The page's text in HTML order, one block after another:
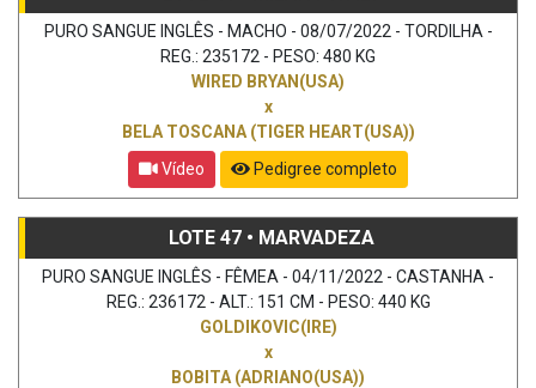
PURO SANGUE INGLÊS - MACHO - 08/07/2022 - TORDILHA -
REG.: 235172 - PESO: 480 KG
WIRED BRYAN(USA)
x
BELA TOSCANA (TIGER HEART(USA))
Vídeo
Pedigree completo
LOTE 47 • MARVADEZA
PURO SANGUE INGLÊS - FÊMEA - 04/11/2022 - CASTANHA -
REG.: 236172 - ALT.: 151 CM - PESO: 440 KG
GOLDIKOVIC(IRE)
x
BOBITA (ADRIANO(USA))